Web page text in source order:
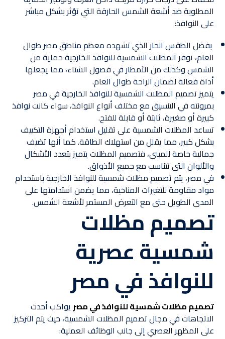
المطلوبة ضد أشعة الشمس الحارقة التي تؤثر بشكل مباشر
على النوافذ:
بفضل الطقس الحار الذي تشهده معظم مناطق مصر طوال
العام، توفر المظلات الشمسية للنوافذ الخارجية حماية من
الشمس وكذلك من الأمطار في فصول الشتاء، مما يجعلها
أداة فعالة لضمان الراحة طوال العام.
يتميز تصميم المظلات الشمسية للنوافذ الخارجية في مصر
بمرونته في التنسيق مع مختلف أنواع النوافذ، سواء كانت نوافذ
كبيرة أو صغيرة، ثابتة أو قابلة للفتح.
تساعد المظلات الشمسية على تقليل استخدام أجهزة التكييف
بشكل كبير، مما يقلل من استهلاك الطاقة. كما أنها تضيف
جمالية خاصة للمبنى، فتصميم المظلات يتميز بتعدد الأشكال
والألوان التي تتناسب مع جميع الأذواق.
في مصر، يتم تصميم مظلات شمسية للنوافذ الخارجية باستخدام
مواد مقاومة للتغيرات المناخية، مما يضمن استدامتها على
المدى الطويل حتى مع التعرض المستمر لأشعة الشمس.
تصميم مظلات
شمسية عصرية
للنوافذ في مصر
تصميم مظلات شمسية للنوافذ في مصريواكب أحدث
الاتجاهات في مجال تصميم المظلات الشمسية، حيث يتم التركيز
على المظهر العصري إلى جانب الوظائف العملية: